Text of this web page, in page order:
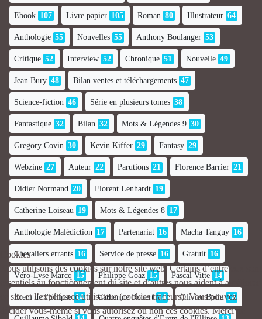
Ebook 107 Livre papier 105 Roman 80 Illustrateur 64
Anthologie 55 Nouvelles 55 Anthony Boulanger 53
Critique 52 Interview 52 Chronique 51 Nouvelle 49
Jean Bury 48 Bilan ventes et téléchargements 47
Science-fiction 46 Série en plusieurs tomes 38
Fantastique 32 Bilan 32 Mots & Légendes 9 30
Gregory Covin 30 Kevin Kiffer 29 Fantasy 29
Webzine 27 Auteur 22 Parutions 21 Florence Barrier 21
Didier Normand 20 Florent Lenhardt 19
Catherine Loiseau 19 Mots & Légendes 8 17
Anthologie Malédiction 17 Partenariat 16 Macha Tanguy 16
Chevaliers errants 16 Service de presse 16 Gratuit 16
Véro-Lyse Marcq 15 Philippe Goaz 15 Pascal Vitte 14
Erem de l'Ellipse 14 Catherine Robert 14 Olivier Boile 14
Cookies
Nous utilisons des cookies sur notre site web. Certains d’entre eux sont
essentiels au fonctionnement du site et d’autres nous aident à améliorer
ce site et l’expérience utilisateur (cookies traceurs). Vous pouvez
décider vous-même si vous autorisez ou non ces cookies. Merci de